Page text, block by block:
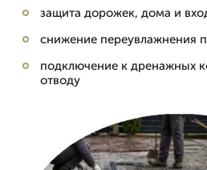
защита дорожек, дома и
снижение переувлажнения
подключение к дренажных
отводу